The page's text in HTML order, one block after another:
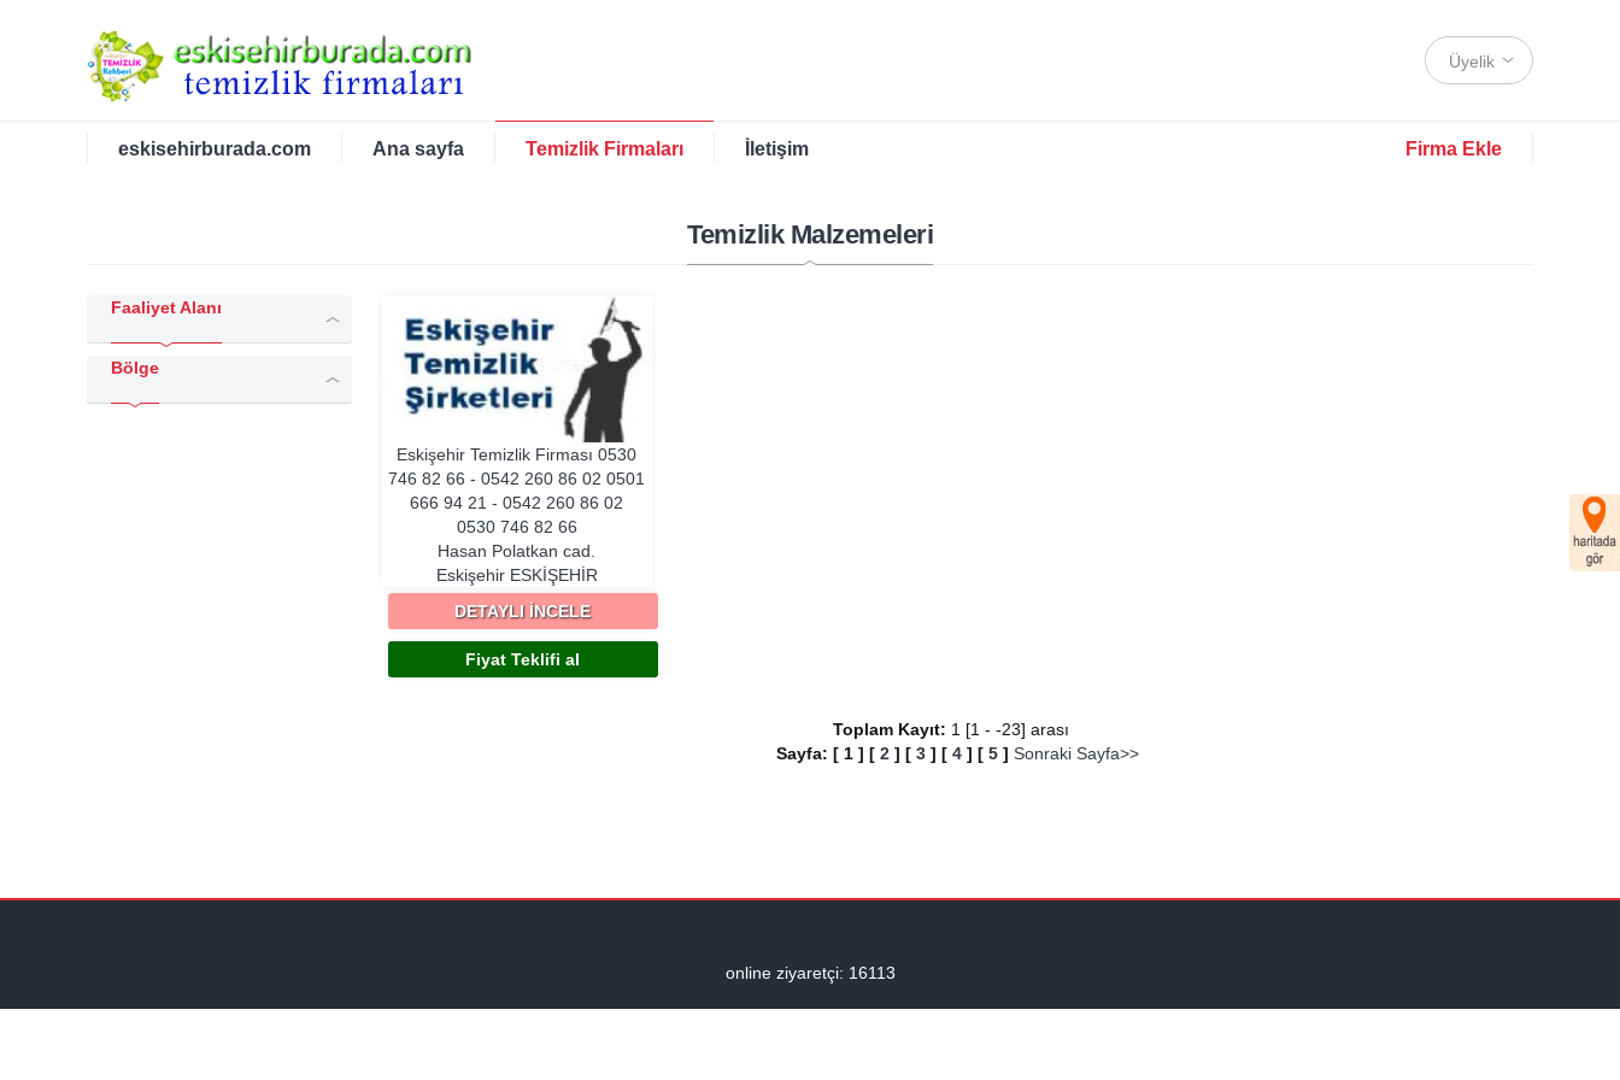
Üyelik
eskisehirburada.com Ana sayfa Temizlik Firmaları İletişim Firma Ekle
Temizlik Malzemeleri
Faaliyet Alanı
Bölge
Eskişehir Temizlik Firması 0530
746 82 66 - 0542 260 86 020501
666 94 21 - 0542 260 86 02
0530 746 82 66
Hasan Polatkan cad.
Eskişehir ESKIŞEHIR
DETAYLI İNCELE
Fiyat Teklifi al
Toplam Kayıt: 1 [1 - -23] arası
Sayfa: [ 1 ] [ 2 ] [ 3 ] [ 4 ] [ 5 ] Sonraki Sayfa>>
online ziyaretçi: 16113